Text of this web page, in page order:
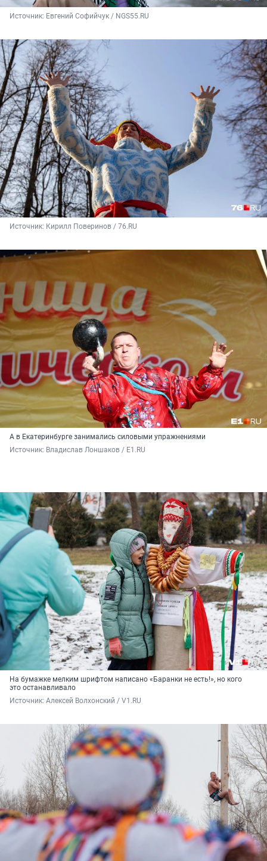
Источник: Евгений Софийчук / NGS55.RU
Источник: Кирилл Поверинов / 76.RU
А в Екатеринбурге занимались силовыми упражнениями
Источник: Владислав Лоншаков / E1.RU
На бумажке мелким шрифтом написано «Баранки не есть!», но кого
это останавливало
Источник: Алексей Волхонский / V1.RU